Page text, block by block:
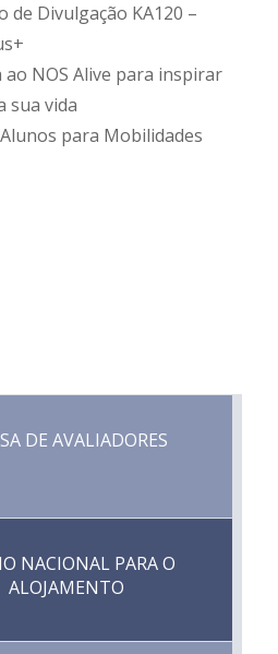
de Divulgação KA120 –
NOS Alive para inspirar
sua vida
para Mobilidades
DE AVALIADORES
NACIONAL PARA O
ALOJAMENTO